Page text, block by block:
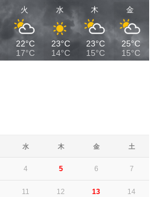
火
22°C
17°C
水
23°C
14°C
木
23°C
15°C
金
25°C
15°C
水 木 金 土
4 5 6 7
11 12 13 14